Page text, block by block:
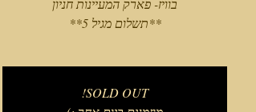
**תשלום מגיל 5**
SOLD OUT!